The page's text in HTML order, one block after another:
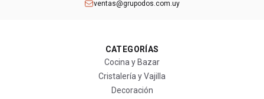
ventas@grupodos.com.uy
CATEGORÍAS
Cocina y Bazar
Cristalería y Vajilla
Decoración